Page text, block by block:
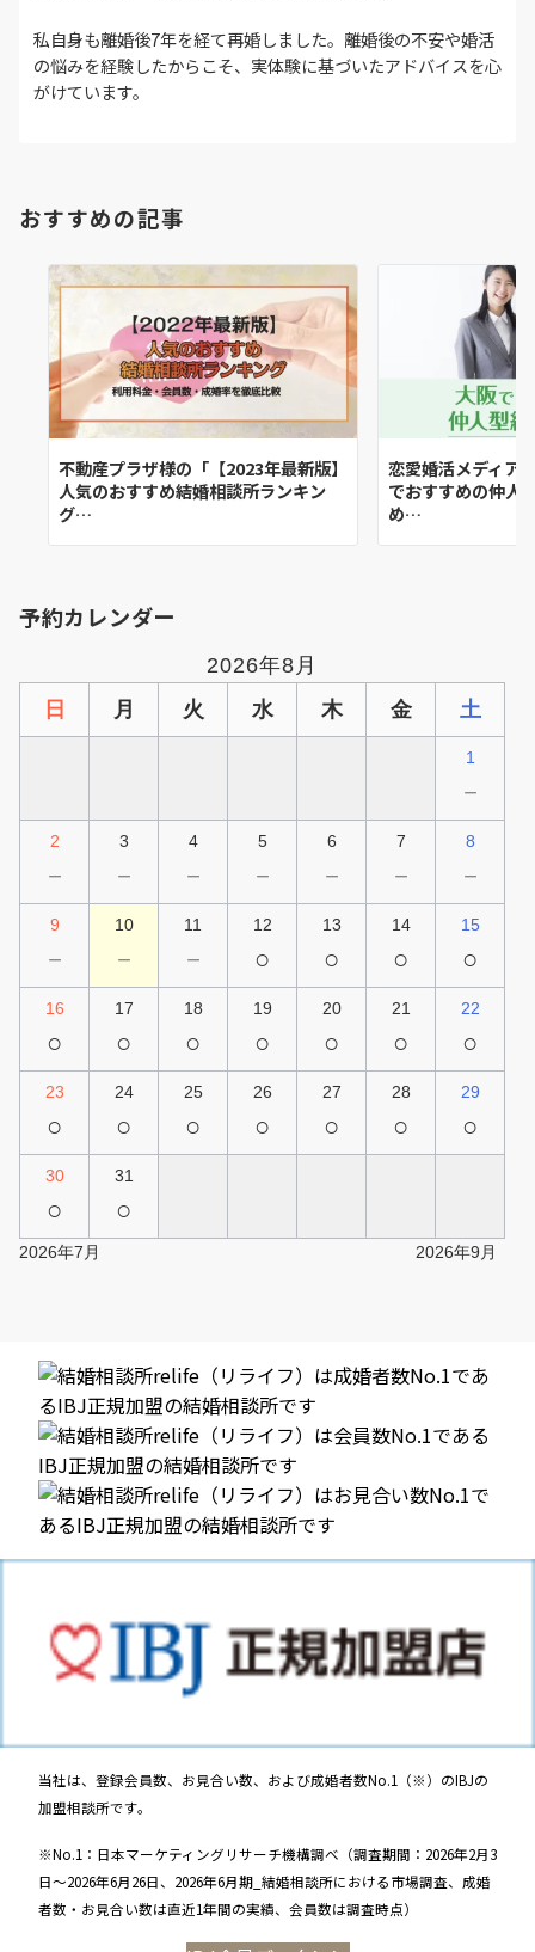
私自身も離婚後7年を経て再婚しました。離婚後の不安や婚活
の悩みを経験したからこそ、実体験に基づいたアドバイスを心
がけています。
おすすめの記事
不動産プラザ様の「【2023年最新版】
人気のおすすめ結婚相談所ランキン
グ…
恋愛婚活メディア
でおすすめの仲人
め…
予約カレンダー
2026年8月
日
月 火 水 木 金 土
1
－
2
－
3
－
4
－
5
－
6
－
7
－
8
－
9
－
10
－
11
－
12
○
13
○
14
○
15
○
16
○
17
○
18
○
19
○
20
○
21
○
22
○
23
○
24
○
25
○
26
○
27
○
28
○
29
○
30
○
31
○
2026年7月 2026年9月
当社は、登録会員数、お見合い数、および成婚者数No.1（※）のIBJの
加盟相談所です。
※No.1：日本マーケティングリサーチ機構調べ（調査期間：2026年2月3
日～2026年6月26日、2026年6月期_結婚相談所における市場調査、成婚
者数・お見合い数は直近1年間の実績、会員数は調査時点）